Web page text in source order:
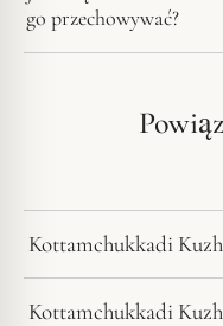
go przechowywać?
Kottamchukkadi
Kottamchukkadi